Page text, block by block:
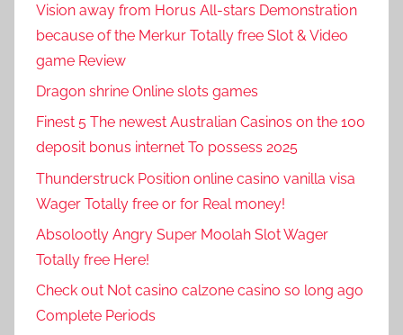
Vision away from Horus All-stars Demonstration
because of the Merkur Totally free Slot & Video
game Review
Dragon shrine Online slots games
Finest 5 The newest Australian Casinos on the 100
deposit bonus internet To possess 2025
Thunderstruck Position online casino vanilla visa
Wager Totally free or for Real money!
Absolootly Angry Super Moolah Slot Wager
Totally free Here!
Check out Not casino calzone casino so long ago
Complete Periods